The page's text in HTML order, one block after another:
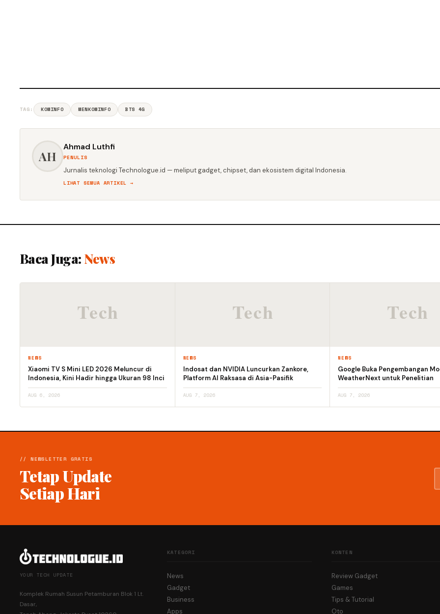
TAG: KOMINFO MENKOMINFO BTS 4G
AH
Ahmad Luthfi
PENULIS
Jurnalis teknologi Technologue.id — meliput gadget, chipset, dan ekosistem digital Indonesia.
LIHAT SEMUA ARTIKEL →
Baca Juga: News
NEWS
Xiaomi TV S Mini LED 2026 Meluncur di
Indonesia, Kini Hadir hingga Ukuran 98 Inci
AUG 6, 2026
NEWS
Indosat dan NVIDIA Luncurkan Zankore,
Platform AI Raksasa di Asia-Pasifik
AUG 7, 2026
NEWS
Google Buka Pengembangan
WeatherNext untuk Penelitian
AUG 7, 2026
// NEWSLETTER GRATIS
Tetap Update
Setiap Hari
YOUR TECH UPDATE
Komplek Rumah Susun Petamburan Blok 1 Lt.
Dasar,
KATEGORI
News
Gadget
Business
Apps
KONTEN
Review Gadget
Games
Tips & Tutorial
Oto